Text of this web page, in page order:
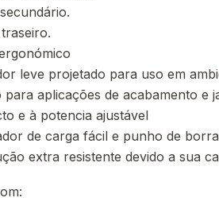
leve projetado para uso em
para aplicações de acabamento e
e à potencia ajustável
de carga fácil e punho de
extra resistente devido a sua